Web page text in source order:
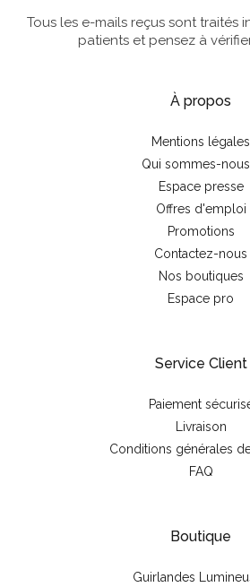
Tous les e-mails reçus sont traités
patients et pensez à
À propos
Mentions légales
Qui sommes-
Espace presse
Offres d'emploi
Promotions
Contactez-nous
Nos boutiques
Espace pro
Service Client
Paiement
Livraison
Conditions générales
FAQ
Boutique
Guirlandes